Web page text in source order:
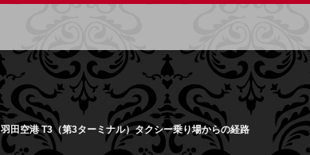
羽田空港 T3（第3ターミナル）タクシー乗り場からの経路